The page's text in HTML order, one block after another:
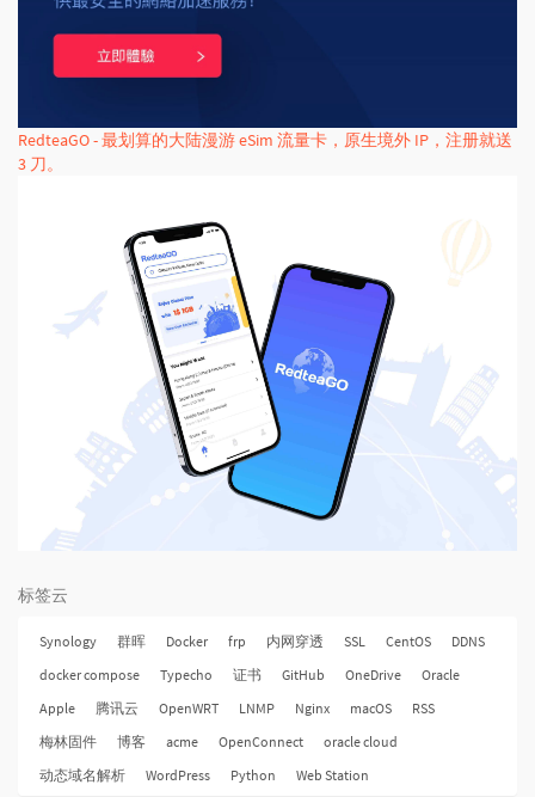
RedteaGO - 最划算的大陆漫游 eSim 流量卡，原生境外 IP，注册就送
3 刀。
标签云
Synology 群晖 Docker frp 内网穿透 SSL CentOS
DDNS
docker compose
Typecho 证书 GitHub OneDrive
Oracle
Apple
腾讯云 OpenWRT LNMP Nginx macOS
RSS
梅林固件
博客 acme OpenConnect
oracle cloud
动态域名解析
WordPress Python Web Station